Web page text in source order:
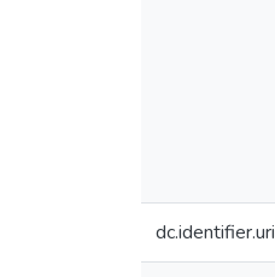
dc.identifier.uri